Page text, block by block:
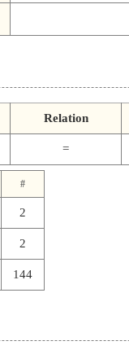
Relation
=
#
2
2
144